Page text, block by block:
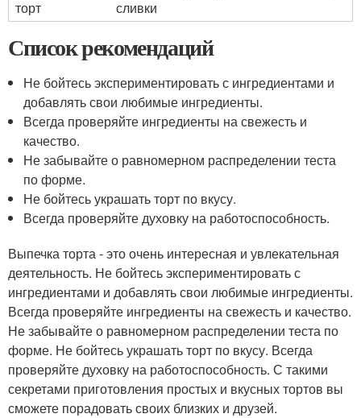
торт
сливки
Список рекомендаций
Не бойтесь экспериментировать с ингредиентами и
добавлять свои любимые ингредиенты.
Всегда проверяйте ингредиенты на свежесть и
качество.
Не забывайте о равномерном распределении теста
по форме.
Не бойтесь украшать торт по вкусу.
Всегда проверяйте духовку на работоспособность.
Выпечка торта - это очень интересная и увлекательная
деятельность. Не бойтесь экспериментировать с
ингредиентами и добавлять свои любимые ингредиенты.
Всегда проверяйте ингредиенты на свежесть и качество.
Не забывайте о равномерном распределении теста по
форме. Не бойтесь украшать торт по вкусу. Всегда
проверяйте духовку на работоспособность. С такими
секретами приготовления простых и вкусных тортов вы
сможете порадовать своих близких и друзей.